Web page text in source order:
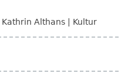
Kathrin Althans Kultur